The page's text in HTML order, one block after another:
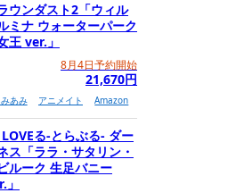
ウンダスト2「ウィル
ミナ ウォーターパーク
王 ver.」
8月4日予約開始
21,670円
あみ アニメイト Amazon
る-とらぶる- ダー
ス「ララ・サタリン・
ルーク 生足バニー
」